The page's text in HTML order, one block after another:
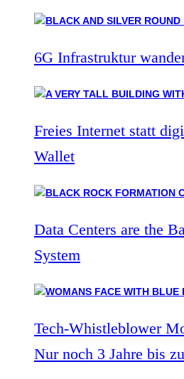
6G Infrastruktur
Freies Internet statt
Wallet
Data Centers are the
System
Tech-Whistleblower
Nur noch 3 Jahre bis